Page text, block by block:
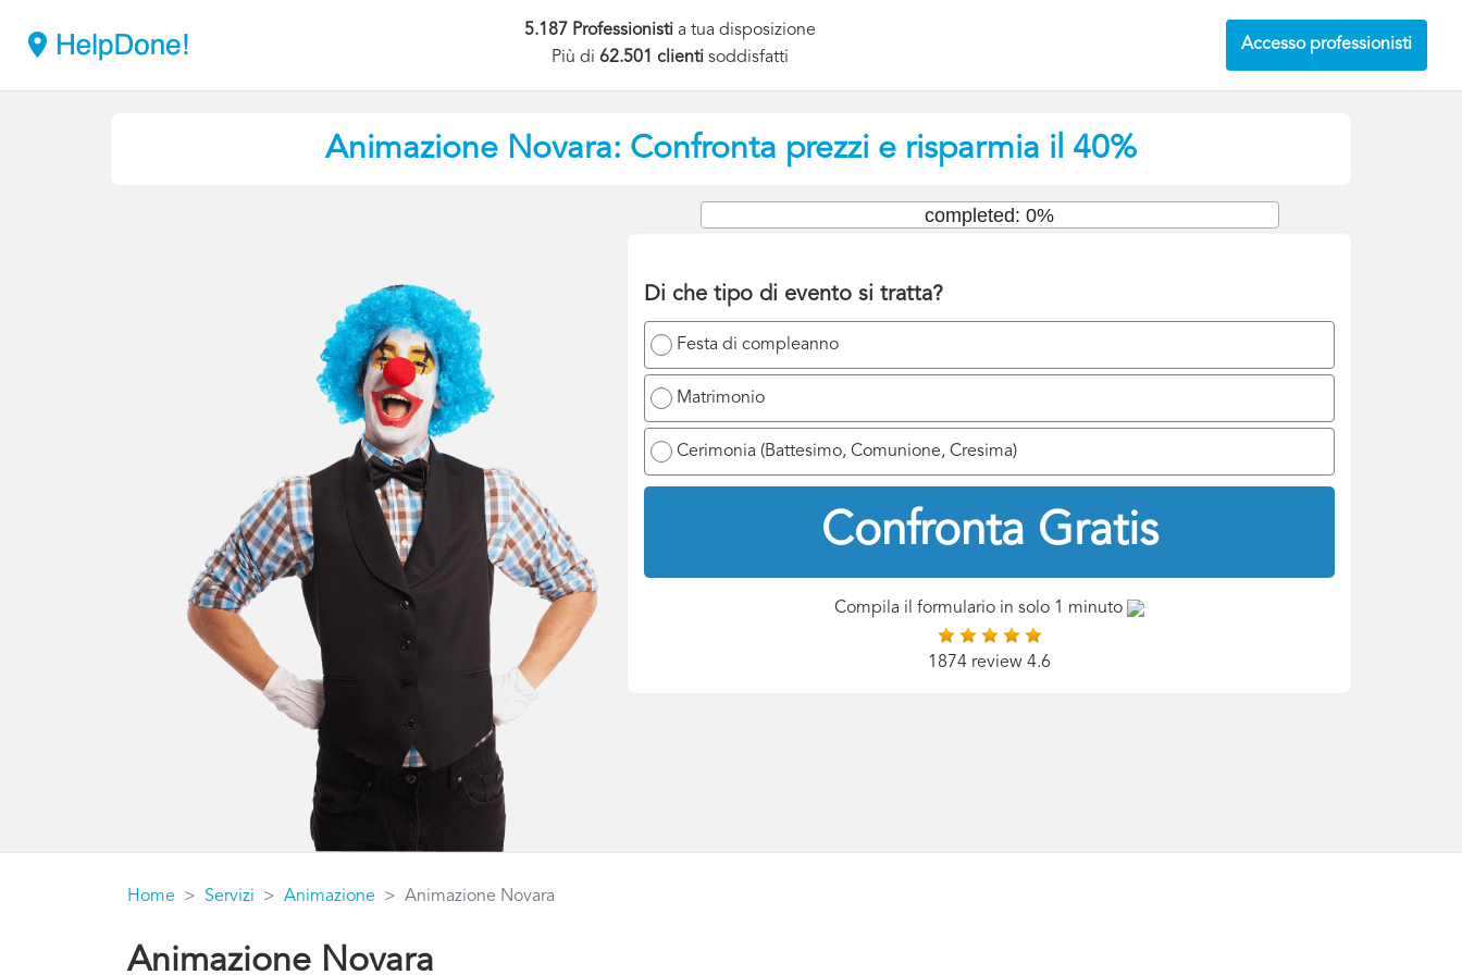
5.187 Professionisti a tua disposizione
Più di62.501 clientisoddisfatti
Accesso professionisti
Animazione Novara: Confronta prezzi e risparmia il 40%
Di che tipo di evento si tratta?
Festa di compleanno
Matrimonio
Cerimonia (Battesimo, Comunione, Cresima)
Confronta Gratis
completed: 0%
Compila il formulario in solo 1 minuto
1874 review 4.6
Home Servizi Animazione Animazione Novara
Animazione Novara